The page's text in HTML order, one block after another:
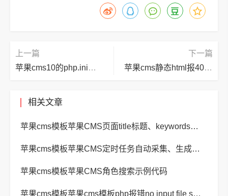
上一篇
苹果cms10的php.ini目录列表,苹果cms v10安装教程及配置详细教程,怎么安装苹果CMS?
下一篇
苹果cms静态html报404,苹果cms伪静态常见几种问题设置教程
相关文章
苹果cms模板苹果CMS页面title标题、keywords关键词、description描述SEO优化
苹果cms模板苹果CMS定时任务自动采集、生成、推送
苹果cms模板苹果CMS角色搜索示例代码
苹果cms模板苹果cms模板php报错no input file specified解决方法